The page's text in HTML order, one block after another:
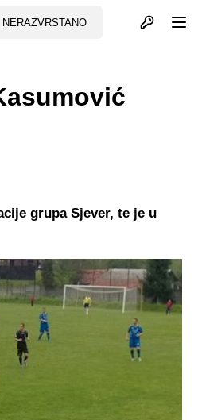
NERAZVRSTANO Otvori profil
grupa Sjever, te je u